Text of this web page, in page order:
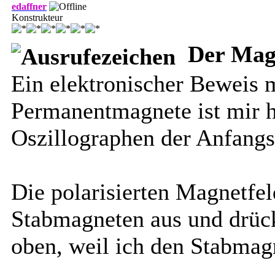
edaffner
Konstrukteur
Der
Ein elektronischer Beweis
Permanentmagnete ist mir
Oszillographen der
Die polarisierten
Stabmagneten aus und
oben, weil ich den